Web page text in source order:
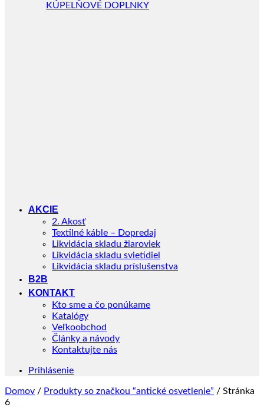
KÚPELŇOVÉ DOPLNKY
AKCIE
2. Akosť
Textilné káble – Dopredaj
Likvidácia skladu žiaroviek
Likvidácia skladu svietidiel
Likvidácia skladu príslušenstva
B2B
KONTAKT
Kto sme a čo ponúkame
Katalógy
Veľkoobchod
Články a návody
Kontaktujte nás
Prihlásenie
Domov / Produkty so značkou “antické osvetlenie” / Stránka
6